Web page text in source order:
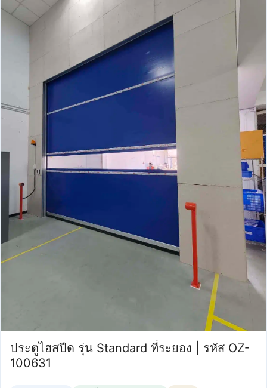
ประตูไฮสปีด รุ่น Standard ที่ระยอง | รหัส OZ-
100631